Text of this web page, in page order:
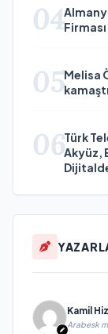
04
05Melisa
06Türk
Akyüz,
Kamil
Arabesk